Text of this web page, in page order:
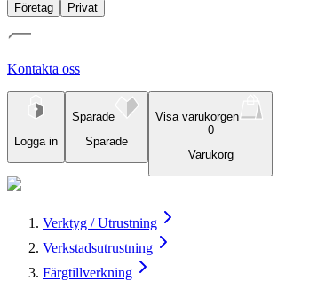
Företag Privat
Kontakta oss
Logga in
Sparade
Sparade
Visa varukorgen
0
Varukorg
Verktyg / Utrustning
Verkstadsutrustning
Färgtillverkning